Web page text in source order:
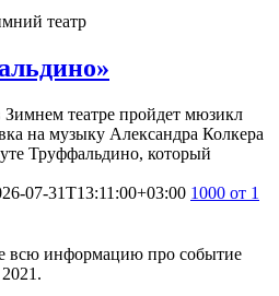
театр
Зимнем театре пройдет мюзикл
на музыку Александра Колкера
Труффальдино, который
07-31T13:11:00+03:00 1000 от 1
всю информацию про событие